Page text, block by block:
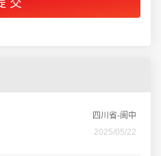
四川省-阆中
2025/05/22